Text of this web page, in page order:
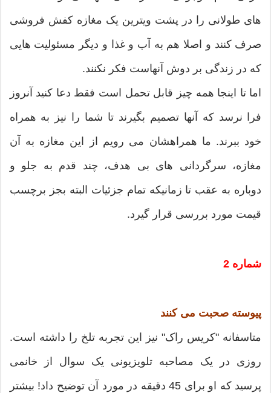
های طولانی را در پشت ویترین یک مغازه کفش فروشی
صرف کنند و اصلا هم به آب و غذا و دیگر مسئولیت هایی
که در زندگی بر دوش آنهاست فکر نکنند.
اما تا اینجا همه چیز قابل تحمل است فقط دعا کنید آنروز
فرا نرسد که آنها تصمیم بگیرند تا شما را نیز به همراه
خود ببرند. ما همراهشان می رویم از این مغازه به آن
مغازه، سرگردانی های بی هدف، چند قدم به جلو و
دوباره به عقب تا زمانیکه تمام جزئیات البته بجز برچسب
قیمت مورد بررسی قرار گیرد.
شماره 2
پیوسته صحبت می کنند
متاسفانه "کریس راک" نیز این تجربه تلخ را داشته است.
روزی در یک مصاحبه تلویزیونی یک سوال از خانمی
پرسید که او برای 45 دقیقه در مورد آن توضیح داد! بیشتر